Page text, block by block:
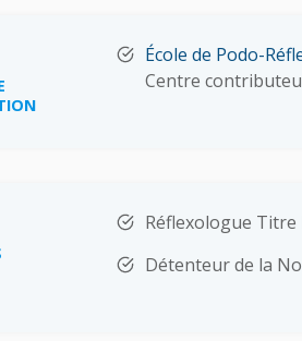
École de Podo-
Centre
Réflexologue Titre
Détenteur de la